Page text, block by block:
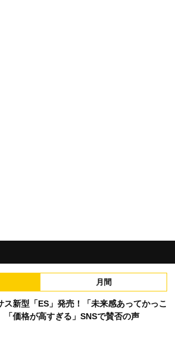
月間
ス新型「ES」発売！「未来感あってかっこ
「価格が高すぎる」SNSで賛否の声